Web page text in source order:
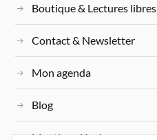
Boutique & Lectures libres
Contact & Newsletter
Mon agenda
Blog
Mentions légales